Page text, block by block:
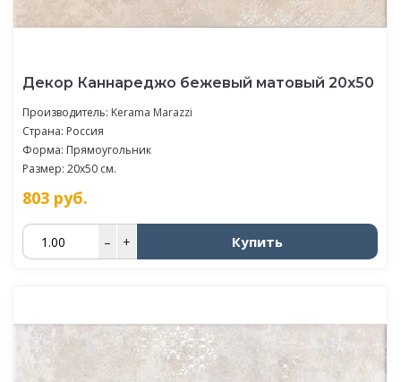
Декор Каннареджо бежевый матовый 20x50
Производитель: Kerama Marazzi
Страна: Россия
Форма: Прямоугольник
Размер: 20x50 см.
803 руб.
– + Купить